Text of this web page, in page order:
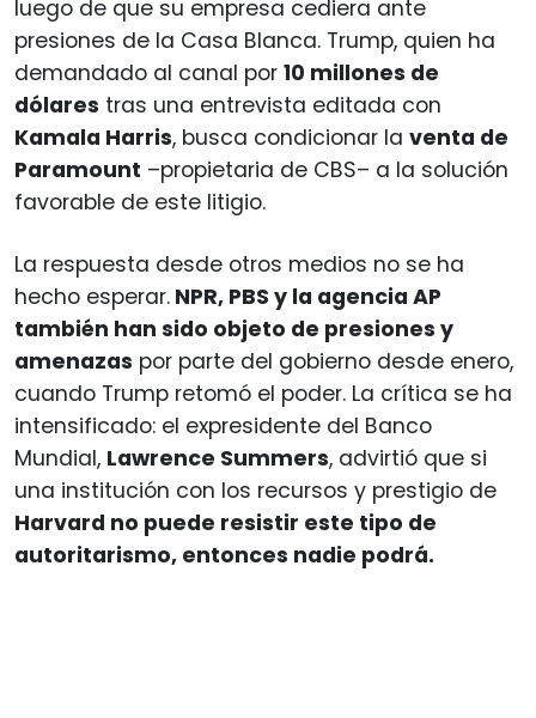
luego de que su empresa cediera ante
presiones de la Casa Blanca. Trump, quien ha
demandado al canal por 10 millones de
dólares tras una entrevista editada con
Kamala Harris, busca condicionar la venta de
Paramount –propietaria de CBS– a la solución
favorable de este litigio.
La respuesta desde otros medios no se ha
hecho esperar. NPR, PBS y la agencia AP
también han sido objeto de presiones y
amenazas por parte del gobierno desde enero,
cuando Trump retomó el poder. La crítica se ha
intensificado: el expresidente del Banco
Mundial, Lawrence Summers, advirtió que si
una institución con los recursos y prestigio de
Harvard no puede resistir este tipo de
autoritarismo, entonces nadie podrá.